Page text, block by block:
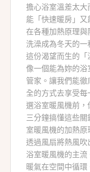
擔心浴室溫差太
能「快速暖房」
在各種加熱原理
洗澡成為冬天的
這份渴望而生的
像一個能為妳的
管家。讓我們能
全的方式去享受
選浴室暖風機前
三分鐘搞懂這些
室暖風機的加熱
透過風扇將熱風
浴室暖風機的主
暖氣在空間中循